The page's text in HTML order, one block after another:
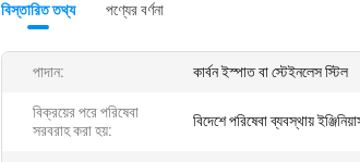
বিস্তারিত তথ্য পণ্যের বর্ণনা
পাদান: কার্বন ইস্পাত বা স্টেইনলেস স্টিল
বিক্রয়ের পরে পরিষেবা
সরবরাহ করা হয়:
বিদেশে পরিষেবা ব্যবস্থায়